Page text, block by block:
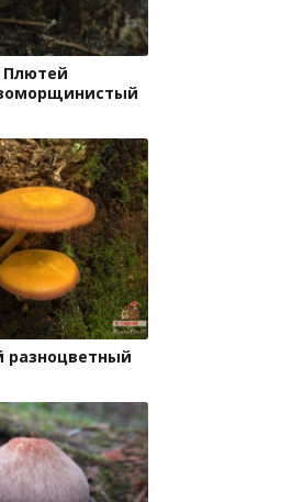
Плютей
разноцветный